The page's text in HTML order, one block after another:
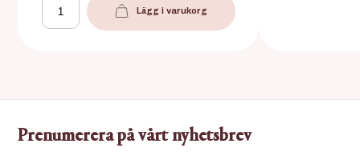
Lägg i varukorg
Prenumerera på vårt nyhetsbrev